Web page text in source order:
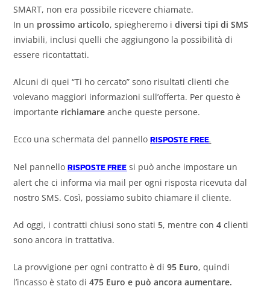
SMART, non era possibile ricevere chiamate.
In un prossimo articolo, spiegheremo idiversi tipi di SMS
inviabili, inclusi quelli che aggiungono la possibilità di
essere ricontattati.
Alcuni di quei “Ti ho cercato” sono risultati clienti che
volevano maggiori informazioni sull’offerta. Per questo è
importante richiamare anche queste persone.
Ecco una schermata del pannelloRISPOSTE FREE.
Nel pannelloRISPOSTE FREEsi può anche impostare un
alert che ci informa via mail per ogni risposta ricevuta dal
nostro SMS. Così, possiamo subito chiamare il cliente.
Ad oggi, i contratti chiusi sono stati5, mentre con4 clienti
sono ancora in trattativa.
La provvigione per ogni contratto è di 95 Euro, quindi
l’incasso è stato di475 Euro e può ancora aumentare.